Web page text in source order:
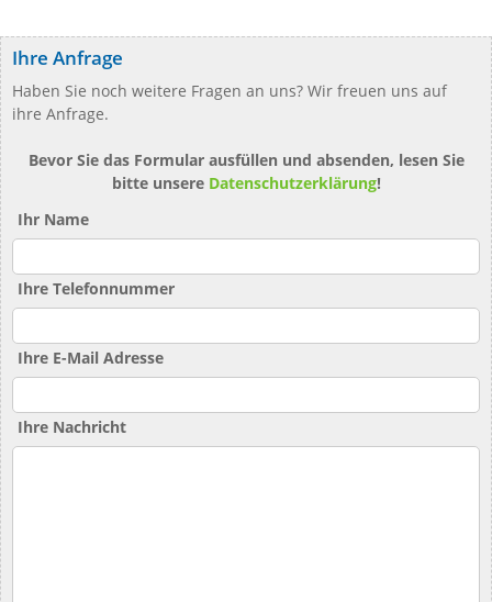
Ihre Anfrage
Haben Sie noch weitere Fragen an uns? Wir freuen uns auf
ihre Anfrage.
Bevor Sie das Formular ausfüllen und absenden, lesen Sie
bitte unsere Datenschutzerklärung!
Ihr Name
Ihre Telefonnummer
Ihre E-Mail Adresse
Ihre Nachricht